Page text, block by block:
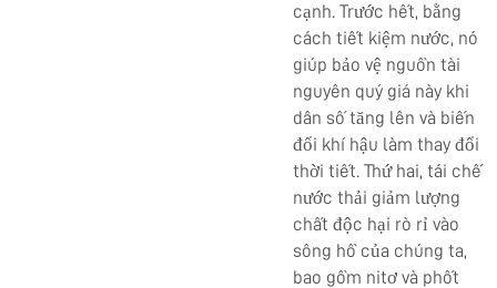
cạnh. Trước hết, bằng
cách tiết kiệm nước, nó
giúp bảo vệ nguồn tài
nguyên quý giá này khi
dân số tăng lên và biến
đổi khí hậu làm thay đổi
thời tiết. Thứ hai, tái chế
nước thải giảm lượng
chất độc hại rò rỉ vào
sông hồ của chúng ta,
bao gồm nitơ và phốt